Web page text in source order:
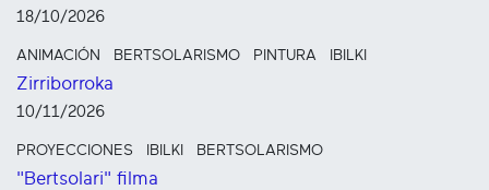
18/10/2026
ANIMACIÓN BERTSOLARISMO PINTURA IBILKI
Zirriborroka
10/11/2026
PROYECCIONES IBILKI BERTSOLARISMO
"Bertsolari" filma